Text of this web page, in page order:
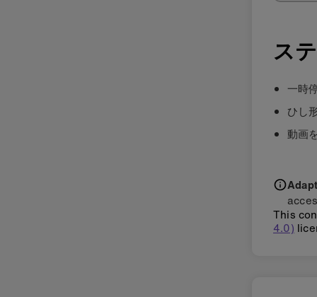
ス
一時
ひし
動画
This
4.0)